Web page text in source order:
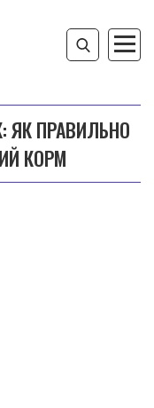
ЯК ПРАВИЛЬНО
КОРМ